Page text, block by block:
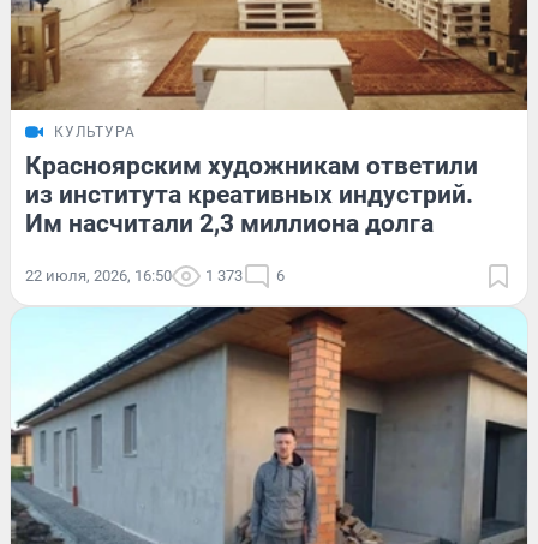
КУЛЬТУРА
Красноярским художникам ответили
из института креативных индустрий.
Им насчитали 2,3 миллиона долга
22 июля, 2026, 16:50 1 373 6